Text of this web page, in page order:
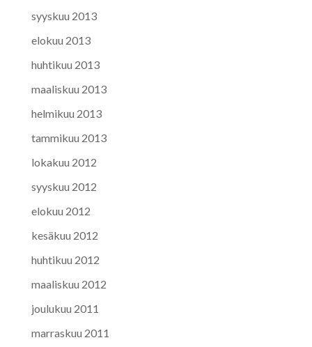
syyskuu 2013
elokuu 2013
huhtikuu 2013
maaliskuu 2013
helmikuu 2013
tammikuu 2013
lokakuu 2012
syyskuu 2012
elokuu 2012
kesäkuu 2012
huhtikuu 2012
maaliskuu 2012
joulukuu 2011
marraskuu 2011